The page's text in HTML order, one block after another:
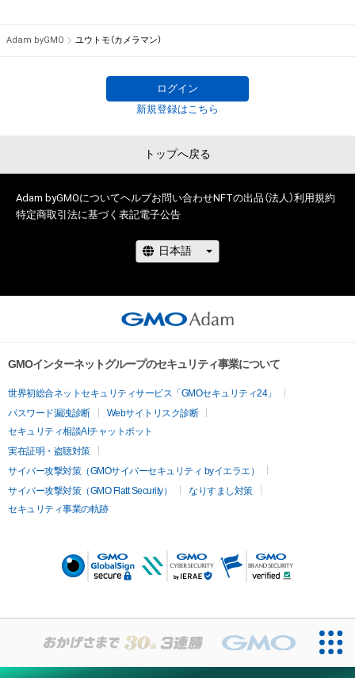
Adam byGMO ユウトモ（カメラマン）
ログイン
新規登録はこちら
トップへ戻る
Adam byGMOについてヘルプお問い合わせNFTの出品（法人）利用規約
特定商取引法に基づく表記電子公告
GMOインターネットグループのセキュリティ事業について
世界初総合ネットセキュリティサービス「GMOセキュリティ24」
パスワード漏洩診断
Webサイトリスク診断
セキュリティ相談AIチャットボット
実在証明・盗聴対策
サイバー攻撃対策（GMOサイバーセキュリティ byイエラエ）
サイバー攻撃対策（GMO Flatt Security）
なりすまし対策
セキュリティ事業の軌跡